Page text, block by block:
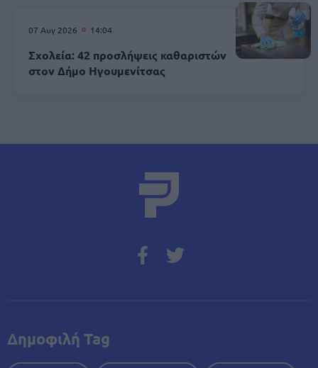
07 Αυγ 2026 14:04
Σχολεία: 42 προσλήψεις καθαριστών
στον Δήμο Ηγουμενίτσας
Δημοφιλή Tag